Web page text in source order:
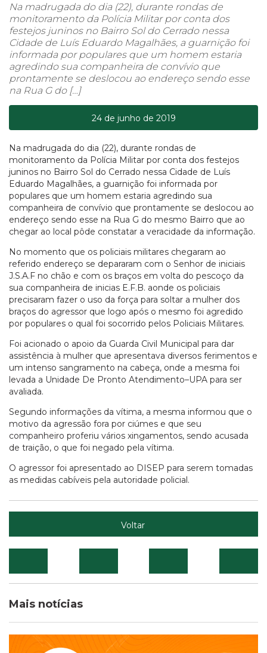
Na madrugada do dia (22), durante rondas de
monitoramento da Polícia Militar por conta dos
festejos juninos no Bairro Sol do Cerrado nessa
Cidade de Luís Eduardo Magalhães, a guarnição foi
informada por populares que um homem estaria
agredindo sua companheira de convívio que
prontamente se deslocou ao endereço sendo esse
na Rua G do […]
24 de junho de 2019
Na madrugada do dia (22), durante rondas de
monitoramento da Polícia Militar por conta dos festejos
juninos no Bairro Sol do Cerrado nessa Cidade de Luís
Eduardo Magalhães, a guarnição foi informada por
populares que um homem estaria agredindo sua
companheira de convívio que prontamente se deslocou ao
endereço sendo esse na Rua G do mesmo Bairro que ao
chegar ao local pôde constatar a veracidade da informação.
No momento que os policiais militares chegaram ao
referido endereço se depararam com o Senhor de iniciais
J.S.A.F no chão e com os braços em volta do pescoço da
sua companheira de inicias E.F.B. aonde os policiais
precisaram fazer o uso da força para soltar a mulher dos
braços do agressor que logo após o mesmo foi agredido
por populares o qual foi socorrido pelos Policiais Militares.
Foi acionado o apoio da Guarda Civil Municipal para dar
assistência à mulher que apresentava diversos ferimentos e
um intenso sangramento na cabeça, onde a mesma foi
levada a Unidade De Pronto Atendimento–UPA para ser
avaliada.
Segundo informações da vítima, a mesma informou que o
motivo da agressão fora por ciúmes e que seu
companheiro proferiu vários xingamentos, sendo acusada
de traição, o que foi negado pela vítima.
O agressor foi apresentado ao DISEP para serem tomadas
as medidas cabíveis pela autoridade policial.
Voltar
Mais notícias